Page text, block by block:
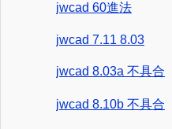
jwcad 60進法
jwcad 7.11 8.03
jwcad 8.03a 不具合
jwcad 8.10b 不具合